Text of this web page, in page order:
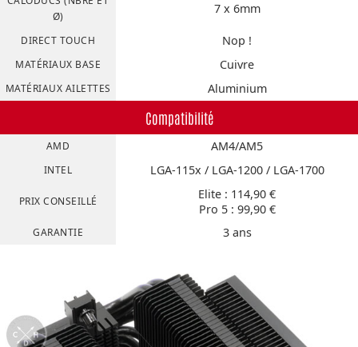
Ø)
7 x 6mm
DIRECT TOUCH Nop !
MATÉRIAUX BASE Cuivre
MATÉRIAUX AILETTES Aluminium
Compatibilité
AMD AM4/AM5
INTEL LGA-115x / LGA-1200 / LGA-1700
PRIX CONSEILLÉ
Elite : 114,90 €
Pro 5 : 99,90 €
GARANTIE 3 ans